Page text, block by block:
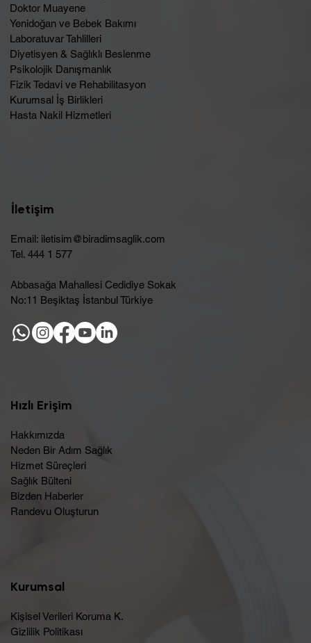
Doktor Muayene
Yenidoğan ve Bebek Bakımı
Laboratuvar Tahlilleri
Diyetisyen & Sağlıklı Beslenme
Psikolojik Danışmanlık
Fizik Tedavi ve Rehabilitasyon
Kurumsal İş Birlikleri
Hasta Nakil Hizmetleri
İletişim
Email: iletisim@biradimsaglik.com
Tel. 444 1 577
Abbasağa Mahallesi Cedidiye Sokak
No:11 Beşiktaş İstanbul Türkiye
Hızlı Erişim
Hakkımızda
Neden Bir Adım Sağlık
Hizmet Süreçleri
Sağlık Bülteni
Bizden Haberler
Randevu Oluşturun​
Kurumsal
Kişisel Verileri Koruma K.
Gizlilik Politikası